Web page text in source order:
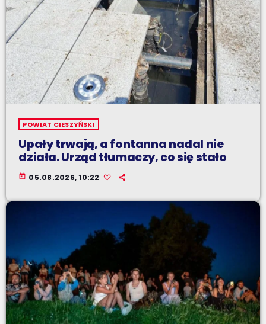
POWIAT CIESZYŃSKI
Upały trwają, a fontanna nadal nie
działa. Urząd tłumaczy, co się stało
today 05.08.2026, 10:22